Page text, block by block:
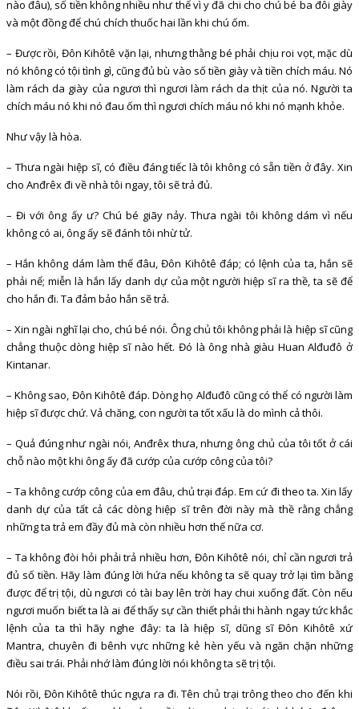
nào đâu), số tiền không nhiều như thế vì y đã chi cho chú bé ba đôi giày
và một đồng để chú chích thuốc hai lần khi chú ốm.
– Được rồi, Đôn Kihôtê vặn lại, nhưng thằng bé phải chịu roi vọt, mặc dù
nó không có tội tình gì, cũng đủ bù vào số tiền giày và tiền chích máu. Nó
làm rách da giày của ngươi thì ngươi làm rách da thịt của nó. Người ta
chích máu nó khi nó đau ốm thì ngươi chích máu nó khi nó mạnh khỏe.
Như vậy là hòa.
– Thưa ngài hiệp sĩ, có điều đáng tiếc là tôi không có sẵn tiền ở đây. Xin
cho Anđrêx đi về nhà tôi ngay, tôi sẽ trả đủ.
– Đi với ông ấy ư? Chú bé giãy nảy. Thưa ngài tôi không dám vì nếu
không có ai, ông ấy sẽ đánh tôi nhừ tử.
– Hắn không dám làm thế đâu, Đôn Kihôtê đáp; có lệnh của ta, hắn sẽ
phải nể; miễn là hắn lấy danh dự của một người hiệp sĩ ra thề, ta sẽ để
cho hắn đi. Ta đảm bảo hắn sẽ trả.
– Xin ngài nghĩ lại cho, chú bé nói. Ông chủ tôi không phải là hiệp sĩ cũng
chẳng thuộc dòng hiệp sĩ nào hết. Đó là ông nhà giàu Huan Alđuđô ở
Kintanar.
– Không sao, Đôn Kihôtê đáp. Dòng họ Alđuđô cũng có thể có người làm
hiệp sĩ được chứ. Vả chăng, con người ta tốt xấu là do mình cả thôi.
– Quả đúng như ngài nói, Anđrêx thưa, nhưng ông chủ của tôi tốt ở cái
chỗ nào một khi ông ấy đã cướp của cướp công của tôi?
– Ta không cướp công của em đâu, chủ trại đáp. Em cứ đi theo ta. Xin lấy
danh dự của tất cả các dòng hiệp sĩ trên đời này mà thề rằng chẳng
những ta trả em đầy đủ mà còn nhiều hơn thế nữa cơ.
– Ta không đòi hỏi phải trả nhiều hơn, Đôn Kihôtê nói, chỉ cần ngươi trả
đủ số tiền. Hãy làm đúng lời hứa nếu không ta sẽ quay trở lại tìm bằng
được để trị tội, dù ngươi có tài bay lên trời hay chui xuống đất. Còn nếu
ngươi muốn biết ta là ai để thấy sự cần thiết phải thi hành ngay tức khắc
lệnh của ta thì hãy nghe đây: ta là hiệp sĩ, dũng sĩ Đôn Kihôtê xứ
Mantra, chuyên đi bênh vực những kẻ hèn yếu và ngăn chặn những
điều sai trái. Phải nhớ làm đúng lời nói không ta sẽ trị tội.
Nói rồi, Đôn Kihôtê thúc ngựa ra đi. Tên chủ trại trông theo cho đến khi